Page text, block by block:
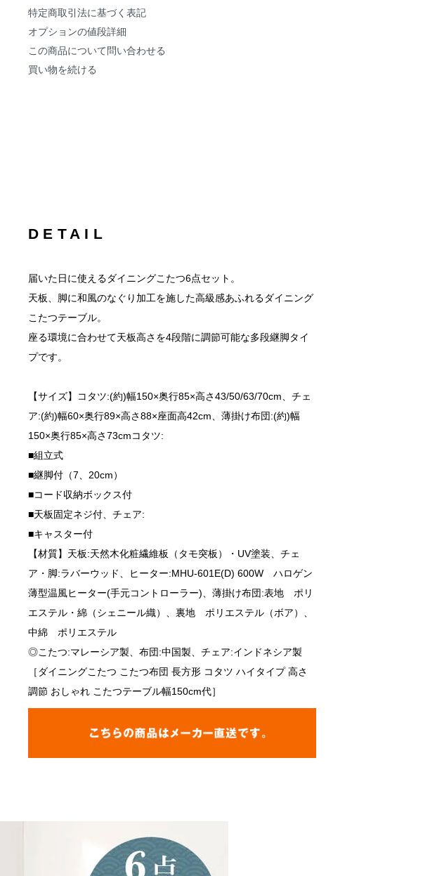
特定商取引法に基づく表記
オプションの値段詳細
この商品について問い合わせる
買い物を続ける
DETAIL
届いた日に使えるダイニングこたつ6点セット。
天板、脚に和風のなぐり加工を施した高級感あふれるダイニング
こたつテーブル。
座る環境に合わせて天板高さを4段階に調節可能な多段継脚タイ
プです。
【サイズ】コタツ:(約)幅150×奥行85×高さ43/50/63/70cm、チェ
ア:(約)幅60×奥行89×高さ88×座面高42cm、薄掛け布団:(約)幅
150×奥行85×高さ73cmコタツ:
■組立式
■継脚付（7、20cm）
■コード収納ボックス付
■天板固定ネジ付、チェア:
■キャスター付
【材質】天板:天然木化粧繊維板（タモ突板）・UV塗装、チェ
ア・脚:ラバーウッド、ヒーター:MHU-601E(D) 600W ハロゲン
薄型温風ヒーター(手元コントローラー)、薄掛け布団:表地 ポリ
エステル・綿（シェニール織）、裏地 ポリエステル（ボア）、
中綿 ポリエステル
◎こたつ:マレーシア製、布団:中国製、チェア:インドネシア製
［ダイニングこたつ こたつ布団 長方形 コタツ ハイタイプ 高さ
調節 おしゃれ こたつテーブル幅150cm代］